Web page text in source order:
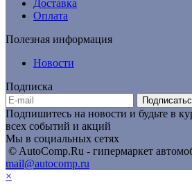
Доставка
Оплата
Полезная информация
Новости
Подписка
Подпишитесь на новости и будьте в
всех событий и акций
Мы в социальных сетях
© AutoComp.Ru - гипермаркет
mail@autocomp.ru
×